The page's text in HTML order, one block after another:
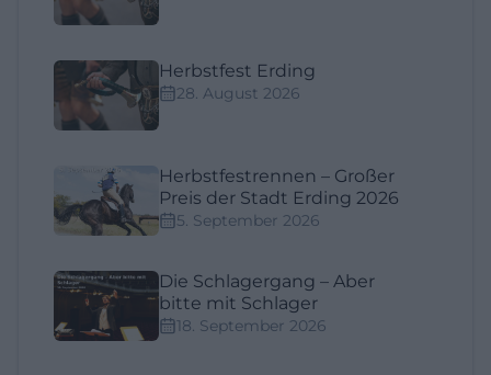
Herbstfest Erding
28. August 2026
Herbstfestrennen – Großer
Preis der Stadt Erding 2026
5. September 2026
Die Schlagergang – Aber
bitte mit Schlager
18. September 2026